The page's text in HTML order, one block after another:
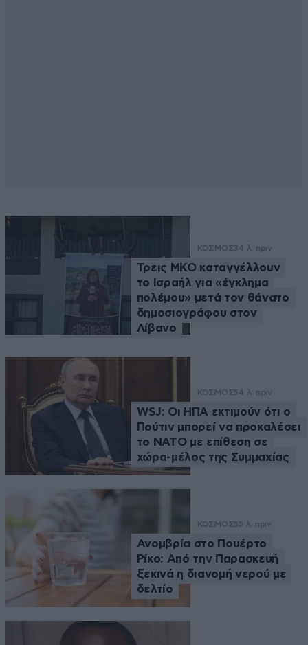
ΚΟΣΜΟΣ34 λ. πριν
Τρεις ΜΚΟ καταγγέλλουν
το Ισραήλ για «έγκλημα
πολέμου» μετά τον θάνατο
δημοσιογράφου στον
Λίβανο
ΚΟΣΜΟΣ54 λ. πριν
WSJ: Οι ΗΠΑ εκτιμούν ότι ο
Πούτιν μπορεί να προκαλέσει
το ΝΑΤΟ με επίθεση σε
χώρα-μέλος της Συμμαχίας
ΚΟΣΜΟΣ55 λ. πριν
Ανομβρία στο Πουέρτο
Ρίκο: Από την Παρασκευή
ξεκινά η διανομή νερού με
δελτίο